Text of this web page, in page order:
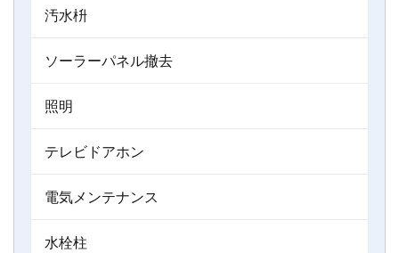
汚水枡
ソーラーパネル撤去
照明
テレビドアホン
電気メンテナンス
水栓柱